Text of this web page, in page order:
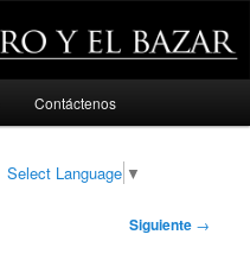
Contáctenos
Select Language ▼
Siguiente →